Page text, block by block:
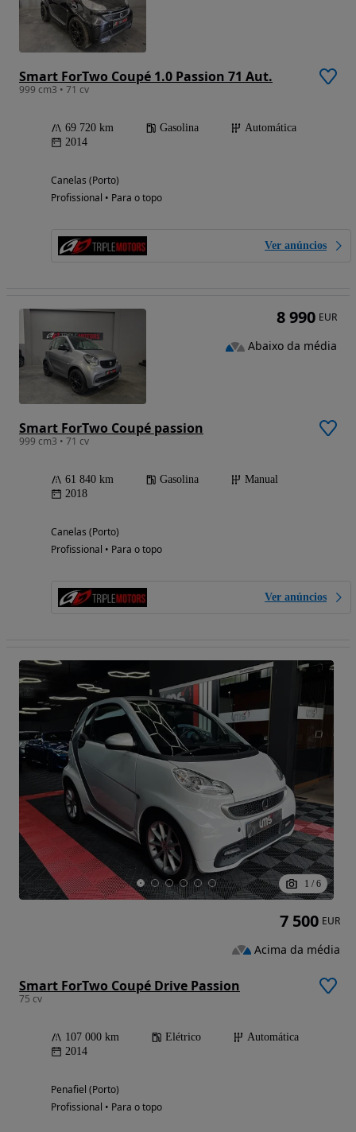
Smart ForTwo Coupé 1.0 Passion 71 Aut.
999 cm3 • 71 cv
69 720 km Gasolina
Automática
2014
Canelas (Porto)
Profissional • Para o topo
Ver anúncios
Smart ForTwo Coupé passion
999 cm3 • 71 cv
61 840 km Gasolina
Manual
2018
Canelas (Porto)
Profissional • Para o topo
Ver anúncios
8 990 EUR
Abaixo da média
1 / 6
Smart ForTwo Coupé Drive Passion
75 cv
107 000 km Elétrico
Automática
2014
Penafiel (Porto)
Profissional • Para o topo
7 500 EUR
Acima da média